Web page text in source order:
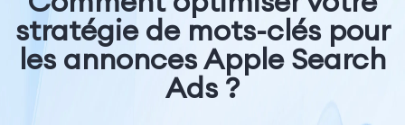
Solutions
Ressources
stratégie de mots-clés pour
les annonces Apple Search
Ads ?